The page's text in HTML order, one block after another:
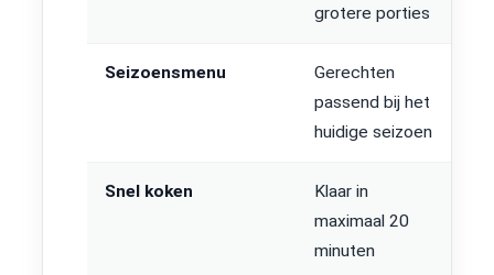
grotere porties
Seizoensmenu
Gerechten
passend bij het
huidige seizoen
Snel koken
Klaar in
maximaal 20
minuten